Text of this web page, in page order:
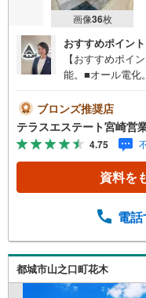
画像36枚
おすすめポイント
【おすすめポイ
能。■オール電化
ン審査通過！■お
学・ローン相談
案内可能。 『今
す（＾＾） 短時
学も可能。ご希
い。 ●住宅ロー
り入れがある
だから住宅ロー
ーン審査がダメ
いでマイホーム
ブロンズ推奨店
テラスエステート宮崎営
4.75
資料を
電
都城市山之口町花木